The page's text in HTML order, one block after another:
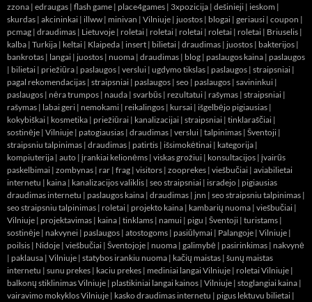
zzona | edraugas | flash game | place4games | 3xpozicija | dešinieji | ieskom |
skurdas | akcininkai | illww | minivan | Vilniuje | juostos | blogai | geriausi | coupon |
pcmag | draudimas | Lietuvoje | roletai | roletai | roletai | roletai | roletai | Briuselis |
kalba | Turkija | keltai | Klaipeda | insert | bilietai | draudimas | juostos | bakterijos |
bankrotas | langai | juostos | nuoma | draudimas | blog | paslaugos kaina | paslaugos
| bilietai | priežiūra | paslaugos | verslui | ugdymo tikslas | paslaugos | straipsniai |
pagal rekomendacijas | straipsniai | paslaugos | seo | paslaugos | savininkui |
paslaugos | nėra trumpos | nauda | svarbūs | rezultatui | rašymas | straipsniai |
rašymas | labai geri | nemokami | reikalingos | kursai | išgelbėjo pigiausias |
kokybiškai | kosmetika | priežiūrai | kanalizacijai | straipsniai | tinklaraščiai |
sostinėje | Vilniuje | patogiausias | draudimas | verslui | talpinimas | Šventoji |
straipsniu talpinimas | draudimas | patirtis | išsimokėtinai | kategorija |
kompiuterija | auto | įrankiai kelionėms | viskas grožiui | konsultacijos | įvairūs
paskelbimai | zombynas | rar | frag | visitors | zooprekes | viešbučiai | aviabilietai
internetu | kaina | kanalizacijos valiklis | seo straipsniai | isradejo | pigiausias
draudimas internetu | paslaugos kaina | draudimas | jnn | seo straipsniu talpinimas |
seo straipsniu talpinimas | roletai | projekto kaina | kambarių nuoma | viešbučiai |
Vilniuje | projektavimas | kaina | tinklams | namui | pigu | Šventoji | turistams |
sostinėje | nakvynei | paslaugos | atostogoms | pasiūlymai | Palangoje | Vilniuje |
poilsis | Nidoje | viešbučiai | Šventojoje | nuoma | galimybė | pasirinkimas | nakvynė
| paklausa | Vilniuje | statybos irankiu nuoma | kačių maistas | šunų maistas
internetu | sunu prekes | kaciu prekes | mediniai langai Vilniuje | roletai Vilniuje |
balkonų stiklinimas Vilniuje | plastikiniai langai kainos | Vilniuje | stoglangiai kaina |
vairavimo mokyklos Vilniuje | kasko draudimas internetu | pigus lektuvu bilietai |